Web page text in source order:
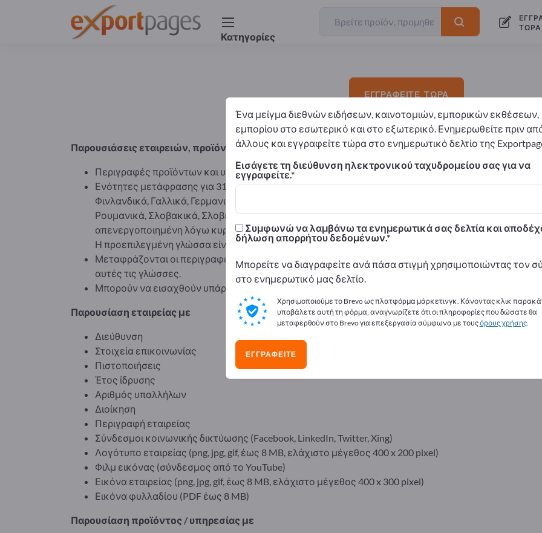
Κατηγορίες
ΤΏΡΑ
ΕΓΓΡΑΦΕΊΤΕ ΤΏΡΑ
Παρουσιάσεις εταιρειών, προϊόντων και υπηρεσιών διαθέσιμες σε έως και 31 γλώσσες!
Περιγραφές προϊόντων και υπηρεσιών.
Ενότητες μετάφρασης για 31 γλώσσες: Αλβανικά, Αραβικά, Βουλγαρικά, Κινέζικα, Κροατικά,
Φινλανδικά, Γαλλικά, Γερμανικά, Ελληνικά, Ουγγρικά, Ιταλικά, Ιαπωνικά, Κορεατικά, Λετονικά,
Ρουμανικά, Σλοβακικά, Σλοβενικά, Ισπανικά, Σουηδικά, Ταϊλανδέζικα, Τουρκικά, Βιετναμέζικα. Η
απενεργοποιημένη λόγω κυρώσεων.
Η προεπιλεγμένη γλώσσα είναι τα Αγγλικά.
Μεταφράζονται οι περιγραφές εταιρειών, τα ονόματα κατηγοριών, οι περιγραφές προϊόντων /
αυτές τις γλώσσες.
Μπορούν να εισαχθούν υπάρχοντα κείμενα μετάφρασης.
Παρουσίαση εταιρείας με
Διεύθυνση
Στοιχεία επικοινωνίας
Πιστοποιήσεις
Έτος ίδρυσης
Αριθμός υπαλλήλων
Διοίκηση
Περιγραφή εταιρείας
Σύνδεσμοι κοινωνικής δικτύωσης (Facebook, LinkedIn, Twitter, Xing)
Λογότυπο εταιρείας (png, jpg, gif, έως 8 MB, ελάχιστο μέγεθος 400 x 200 pixel)
Φιλμ εικόνας (σύνδεσμος από το YouTube)
Εικόνα εταιρείας (png, jpg, gif, έως 8 MB, ελάχιστο μέγεθος 400 x 300 pixel)
Εικόνα φυλλαδίου (PDF έως 8 MB)
Παρουσίαση προϊόντος / υπηρεσίας με
Ένα μείγμα διεθνών ειδήσεων, καινοτομιών, εμπορικών εκθέσεων,
εμπορίου στο εσωτερικό και στο εξωτερικό. Ενημερωθείτε πριν
άλλους και εγγραφείτε τώρα στο ενημερωτικό δελτίο της
Εισάγετε τη διεύθυνση ηλεκτρονικού ταχυδρομείου σας για να
εγγραφείτε.
Συμφωνώ να λαμβάνω τα ενημερωτικά σας δελτία και
δήλωση απορρήτου δεδομένων.
Μπορείτε να διαγραφείτε ανά πάσα στιγμή χρησιμοποιώντας τον
στο ενημερωτικό μας δελτίο.
Χρησιμοποιούμε το Brevo ως πλατφόρμα μάρκετινγκ. Κάνοντας κλικ
υποβάλετε αυτή τη φόρμα, αναγνωρίζετε ότι οι πληροφορίες που δώσατε θα
μεταφερθούν στο Brevo για επεξεργασία σύμφωνα με τουςόρους χρήσης.
ΕΓΓΡΑΦΕΊΤΕ